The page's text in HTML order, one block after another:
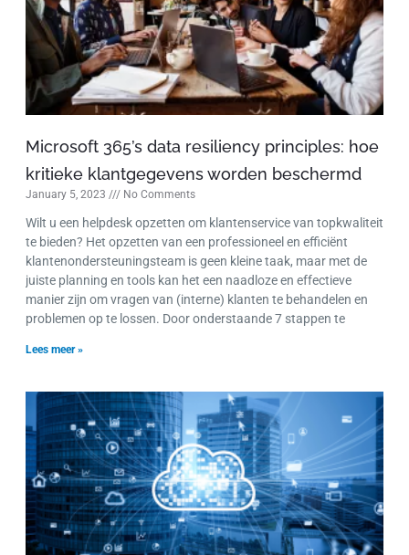
Microsoft 365’s data resiliency principles: hoe
kritieke klantgegevens worden beschermd
January 5, 2023 No Comments
Wilt u een helpdesk opzetten om klantenservice van topkwaliteit
te bieden? Het opzetten van een professioneel en efficiënt
klantenondersteuningsteam is geen kleine taak, maar met de
juiste planning en tools kan het een naadloze en effectieve
manier zijn om vragen van (interne) klanten te behandelen en
problemen op te lossen. Door onderstaande 7 stappen te
Lees meer »